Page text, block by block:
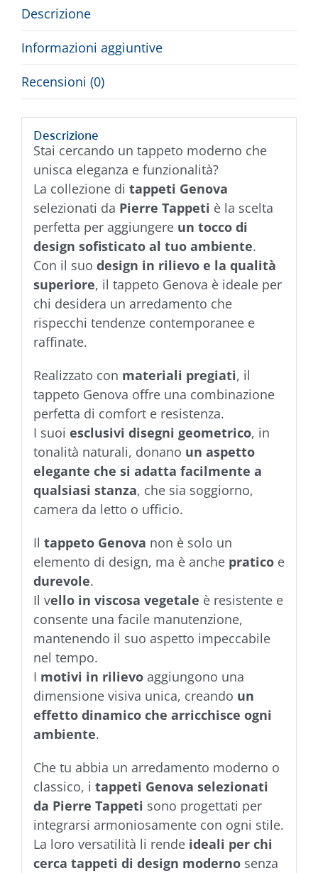
Descrizione
Informazioni aggiuntive
Recensioni (0)
Descrizione
Stai cercando un tappeto moderno che
unisca eleganza e funzionalità?
La collezione di tappeti Genova
selezionati da Pierre Tappeti è la scelta
perfetta per aggiungere un tocco di
design sofisticato al tuo ambiente.
Con il suo design in rilievo e la qualità
superiore, il tappeto Genova è ideale per
chi desidera un arredamento che
rispecchi tendenze contemporanee e
raffinate.
Realizzato con materiali pregiati, il
tappeto Genova offre una combinazione
perfetta di comfort e resistenza.
I suoi esclusivi disegni geometrico, in
tonalità naturali, donano un aspetto
elegante che si adatta facilmente a
qualsiasi stanza, che sia soggiorno,
camera da letto o ufficio.
Il tappeto Genova non è solo un
elemento di design, ma è anche praticoe
durevole.
Il vello in viscosa vegetale è resistente e
consente una facile manutenzione,
mantenendo il suo aspetto impeccabile
nel tempo.
I motivi in rilievoaggiungono una
dimensione visiva unica, creando un
effetto dinamico che arricchisce ogni
ambiente.
Che tu abbia un arredamento moderno o
classico, i tappeti Genova selezionati
da Pierre Tappeti sono progettati per
integrarsi armoniosamente con ogni stile.
La loro versatilità li rende ideali per chi
cerca tappeti di design modernosenza